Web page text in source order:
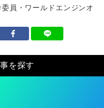
員・ワールドエンジンオ
を探す